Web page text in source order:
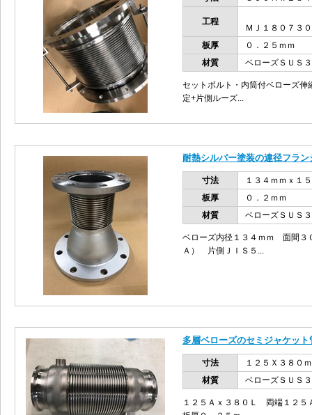
工程
ＭＪ１８０７３
板厚
０．２５ｍｍ
材質
ベローズＳＵＳ
セットボルト・内筒付ベローズ
定+片側ルーズ...
耐熱シルバー塗装の違径フラン
寸法
１３４ｍｍｘ１
板厚
０．２ｍｍ
材質
ベローズＳＵＳ
ベローズ内径１３４ｍｍ 面間３
Ａ） 片側ＪＩＳ５...
多層ベローズのセミジャケット
寸法
１２５Ｘ３８０
材質
ベローズＳＵＳ
１２５Ａｘ３８０Ｌ 両端１２